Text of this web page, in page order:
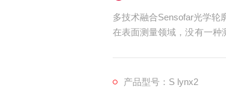
多技术融合Sensofar光学轮
在表面测量领域，没有一种
可靠的数据结果。
产品型号：S lynx2